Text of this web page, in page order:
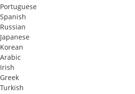
Portuguese
Spanish
Russian
Japanese
Korean
Arabic
Irish
Greek
Turkish